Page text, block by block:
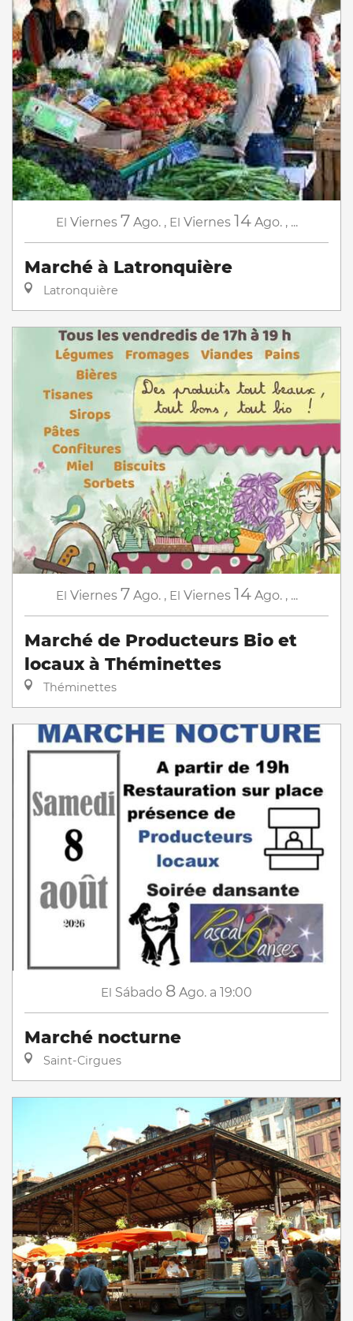
El Viernes 7 Ago., El Viernes 14 Ago., ...
Marché à Latronquière
Latronquière
El Viernes 7 Ago., El Viernes 14 Ago., ...
Marché de Producteurs Bio et
locaux à Théminettes
Théminettes
El Sábado 8 Ago. a 19:00
Marché nocturne
Saint-Cirgues